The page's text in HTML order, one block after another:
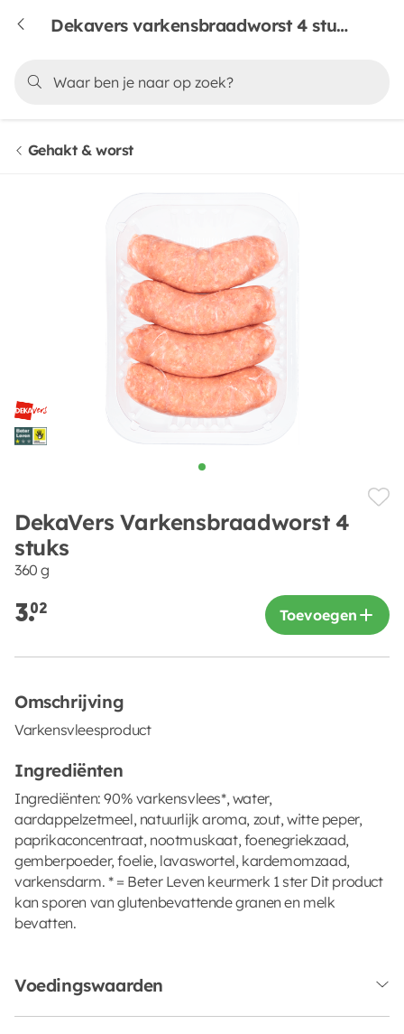
Dekavers varkensbraadworst 4 stuks
Gehakt & worst
DekaVers Varkensbraadworst 4
stuks
360 g
3.02 Toevoegen
Omschrijving
Varkensvleesproduct
Ingrediënten
Ingrediënten: 90% varkensvlees*, water,
aardappelzetmeel, natuurlijk aroma, zout, witte peper,
paprikaconcentraat, nootmuskaat, foenegriekzaad,
gemberpoeder, foelie, lavaswortel, kardemomzaad,
varkensdarm. * = Beter Leven keurmerk 1 ster Dit product
kan sporen van glutenbevattende granen en melk
bevatten.
Voedingswaarden